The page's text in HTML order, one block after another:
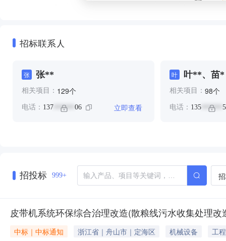
招标联系人
张 张**
相关项目： 129个
电话： 137 ****** 06 立即查看
叶 叶**、苗*
相关项目： 98个
电话： 135******
招投标 999+
皮带机系统环保综合治理改造(散粮线污水收集处理
中标｜中标通知 浙江省｜舟山市｜定海区 机械设备
工程